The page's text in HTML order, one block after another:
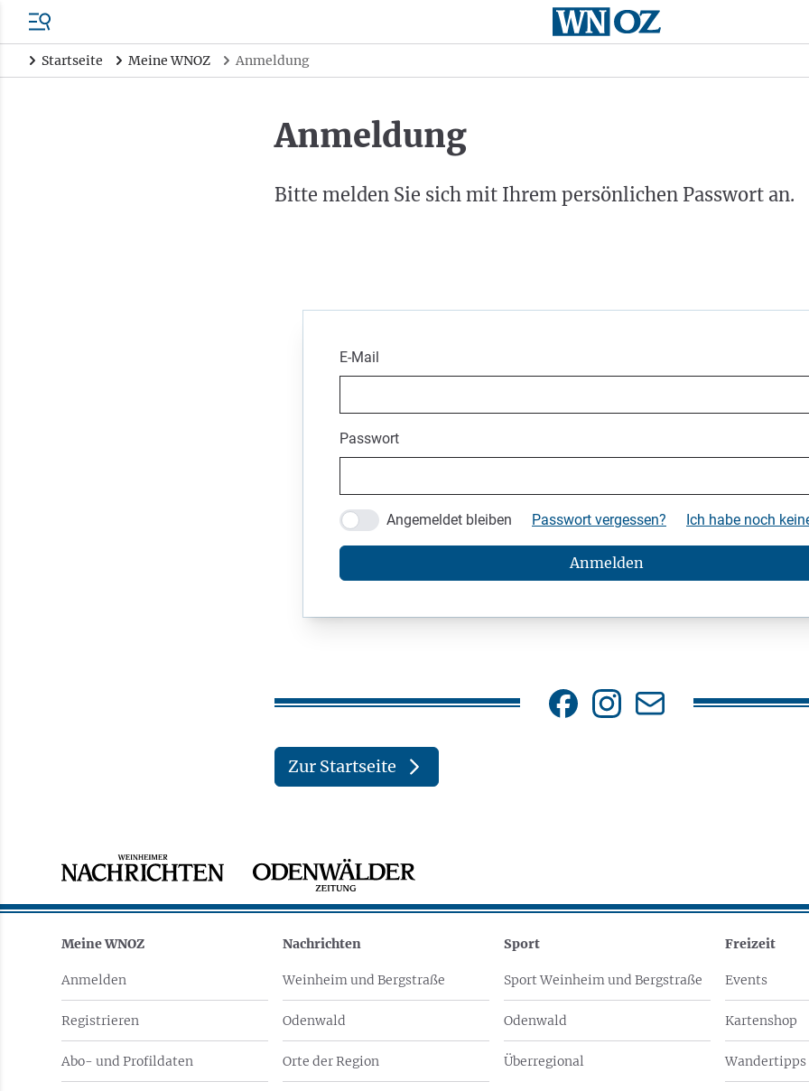
Startseite Meine WNOZ Anmeldung
Anmeldung
Bitte melden Sie sich mit Ihrem persönlichen Passwort an.
E-Mail
Passwort
Angemeldet bleiben Passwort vergessen? Ich habe noch
Anmelden
Zur Startseite
Meine WNOZ
Anmelden
Registrieren
Abo- und Profildaten
Nachrichten
Weinheim und Bergstraße
Odenwald
Orte der Region
Sport
Sport Weinheim und Bergstraße
Odenwald
Überregional
Freizeit
Events
Kartenshop
Wandertipps